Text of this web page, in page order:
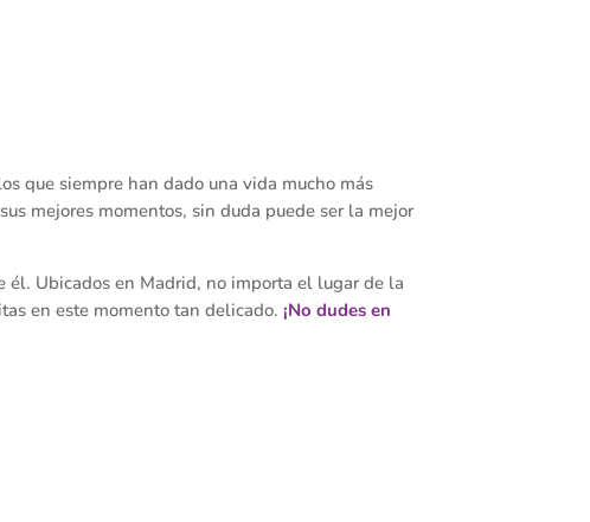
que siempre han dado una vida mucho más
mejores momentos, sin duda puede ser la mejor
él. Ubicados en Madrid, no importa el lugar de la
en este momento tan delicado.¡No dudes en